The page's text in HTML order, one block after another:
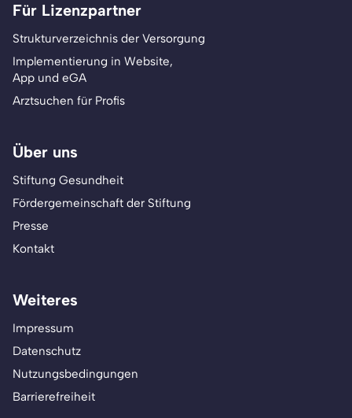
Für Lizenzpartner
Strukturverzeichnis der Versorgung
Implementierung in Website,
App und eGA
Arztsuchen für Profis
Über uns
Stiftung Gesundheit
Fördergemeinschaft der Stiftung
Presse
Kontakt
Weiteres
Impressum
Datenschutz
Nutzungsbedingungen
Barrierefreiheit